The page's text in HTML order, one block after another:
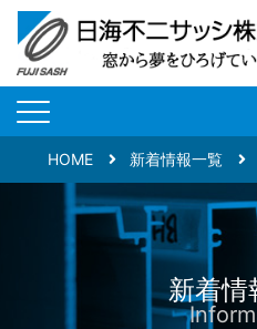
HOME 新着情報一覧
新着情